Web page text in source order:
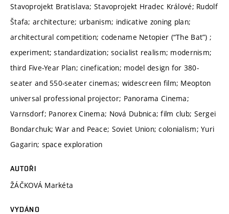
Stavoprojekt Bratislava; Stavoprojekt Hradec Králové; Rudolf
Štafa; architecture; urbanism; indicative zoning plan;
architectural competition; codename Netopier (“The Bat”) ;
experiment; standardization; socialist realism; modernism;
third Five-Year Plan; cinefication; model design for 380-
seater and 550-seater cinemas; widescreen film; Meopton
universal professional projector; Panorama Cinema;
Varnsdorf; Panorex Cinema; Nová Dubnica; film club; Sergei
Bondarchuk; War and Peace; Soviet Union; colonialism; Yuri
Gagarin; space exploration
AUTOŘI
ŽÁČKOVÁ Markéta
VYDÁNO